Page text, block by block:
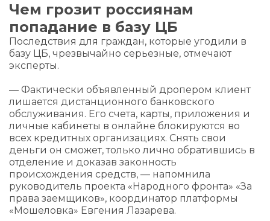
Чем грозит россиянам
попадание в базу ЦБ
Последствия для граждан, которые угодили в
базу ЦБ, чрезвычайно серьезные, отмечают
эксперты.
— Фактически объявленный дропером клиент
лишается дистанционного банковского
обслуживания. Его счета, карты, приложения и
личные кабинеты в онлайне блокируются во
всех кредитных организациях. Снять свои
деньги он сможет, только лично обратившись в
отделение и доказав законность
происхождения средств, — напомнила
руководитель проекта «Народного фронта» «За
права заемщиков», координатор платформы
«Мошеловка» Евгения Лазарева.